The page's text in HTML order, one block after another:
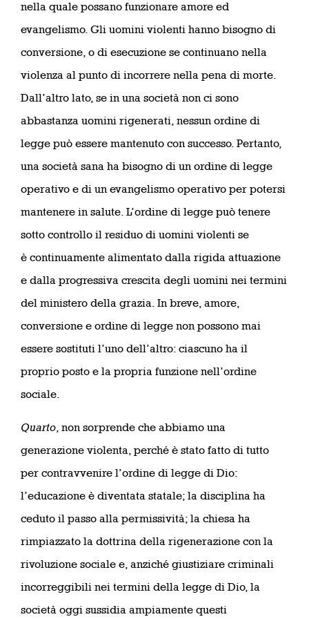
nella quale possano funzionare amore ed
evangelismo. Gli uomini violenti hanno bisogno di
conversione, o di esecuzione se continuano nella
violenza al punto di incorrere nella pena di morte.
Dall’altro lato, se in una società non ci sono
abbastanza uomini rigenerati, nessun ordine di
legge può essere mantenuto con successo. Pertanto,
una società sana ha bisogno di un ordine di legge
operativo e di un evangelismo operativo per potersi
mantenere in salute. L’ordine di legge può tenere
sotto controllo il residuo di uomini violenti se
è continuamente alimentato dalla rigida attuazione
e dalla progressiva crescita degli uomini nei termini
del ministero della grazia. In breve, amore,
conversione e ordine di legge non possono mai
essere sostituti l’uno dell’altro: ciascuno ha il
proprio posto e la propria funzione nell’ordine
sociale.
Quarto , non sorprende che abbiamo una
generazione violenta, perché è stato fatto di tutto
per contravvenire l’ordine di legge di Dio:
l’educazione è diventata statale; la disciplina ha
ceduto il passo alla permissività; la chiesa ha
rimpiazzato la dottrina della rigenerazione con la
rivoluzione sociale e, anziché giustiziare criminali
incorreggibili nei termini della legge di Dio, la
società oggi sussidia ampiamente questi